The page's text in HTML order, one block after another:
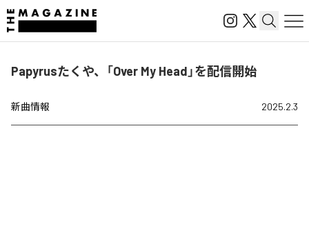
Papyrusたくや、「Over My Head」を配信開始
新曲情報 2025.2.3